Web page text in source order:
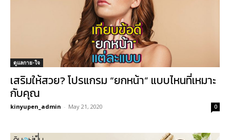
ดูแลกาย-ใจ
เสริมให้สวย? โปรแกรม “ยกหน้า” แบบไหนที่เหมาะ
กับคุณ
kinyupen_admin - May 21, 2020 0